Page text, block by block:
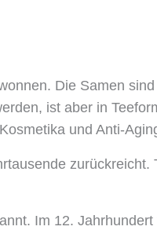
Die Samen
ist aber in
und Anti-
Im 12.